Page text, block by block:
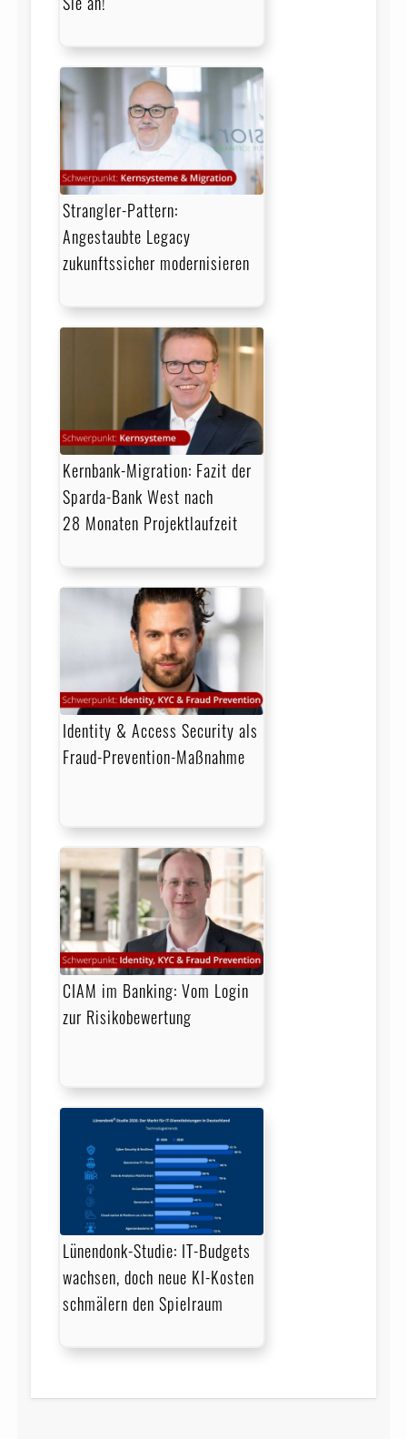
Strangler-Pattern:
Angestaubte Legacy
zukunftssicher modernisieren
Kernbank-Migration: Fazit der
Sparda-Bank West nach
28 Monaten Projektlaufzeit
Identity & Access Security als
Fraud-Prevention-Maßnahme
CIAM im Banking: Vom Login
zur Risikobewertung
Lünendonk-Studie: IT-Budgets
wachsen, doch neue KI-Kosten
schmälern den Spielraum